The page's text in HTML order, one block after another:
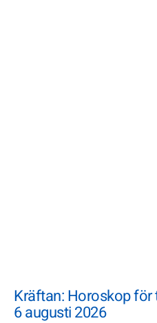
Kräftan: Horoskop för
6 augusti 2026